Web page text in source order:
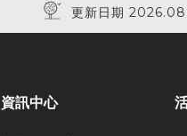
更新日期
資訊中心